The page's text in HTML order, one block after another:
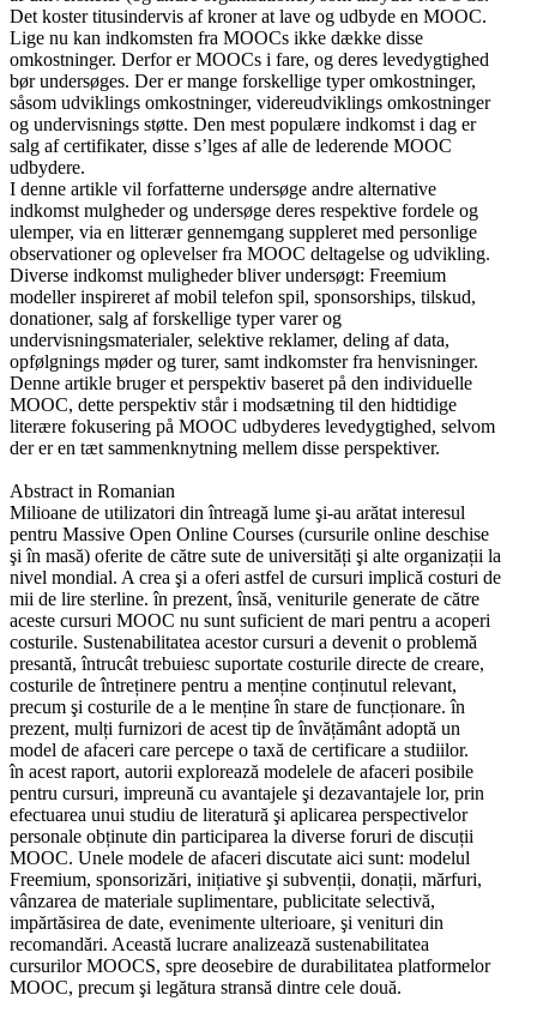
Det koster titusindervis af kroner at lave og udbyde en MOOC.
Lige nu kan indkomsten fra MOOCs ikke dække disse
omkostninger. Derfor er MOOCs i fare, og deres levedygtighed
bør undersøges. Der er mange forskellige typer omkostninger,
såsom udviklings omkostninger, videreudviklings omkostninger
og undervisnings støtte. Den mest populære indkomst i dag er
salg af certifikater, disse s’lges af alle de lederende MOOC
udbydere.
I denne artikle vil forfatterne undersøge andre alternative
indkomst mulgheder og undersøge deres respektive fordele og
ulemper, via en litterær gennemgang suppleret med personlige
observationer og oplevelser fra MOOC deltagelse og udvikling.
Diverse indkomst muligheder bliver undersøgt: Freemium
modeller inspireret af mobil telefon spil, sponsorships, tilskud,
donationer, salg af forskellige typer varer og
undervisningsmaterialer, selektive reklamer, deling af data,
opfølgnings møder og turer, samt indkomster fra henvisninger.
Denne artikle bruger et perspektiv baseret på den individuelle
MOOC, dette perspektiv står i modsætning til den hidtidige
literære fokusering på MOOC udbyderes levedygtighed, selvom
der er en tæt sammenknytning mellem disse perspektiver.
Abstract in Romanian
Milioane de utilizatori din întreagă lume şi-au arătat interesul
pentru Massive Open Online Courses (cursurile online deschise
şi în masă) oferite de către sute de universități şi alte organizații la
nivel mondial. A crea şi a oferi astfel de cursuri implică costuri de
mii de lire sterline. în prezent, însă, veniturile generate de către
aceste cursuri MOOC nu sunt suficient de mari pentru a acoperi
costurile. Sustenabilitatea acestor cursuri a devenit o problemă
presantă, întrucât trebuiesc suportate costurile directe de creare,
costurile de întreținere pentru a menține conținutul relevant,
precum şi costurile de a le menține în stare de funcționare. în
prezent, mulți furnizori de acest tip de învățământ adoptă un
model de afaceri care percepe o taxă de certificare a studiilor.
în acest raport, autorii explorează modelele de afaceri posibile
pentru cursuri, impreună cu avantajele şi dezavantajele lor, prin
efectuarea unui studiu de literatură şi aplicarea perspectivelor
personale obținute din participarea la diverse foruri de discuții
MOOC. Unele modele de afaceri discutate aici sunt: modelul
Freemium, sponsorizări, inițiative şi subvenții, donații, mărfuri,
vânzarea de materiale suplimentare, publicitate selectivă,
impărtăsirea de date, evenimente ulterioare, şi venituri din
recomandări. Această lucrare analizează sustenabilitatea
cursurilor MOOCS, spre deosebire de durabilitatea platformelor
MOOC, precum şi legătura stransă dintre cele două.